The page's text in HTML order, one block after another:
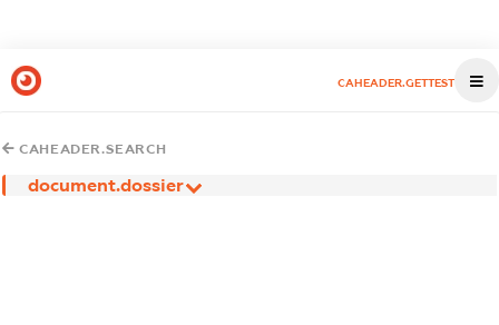
CAHEADER.GETTEST
CAHEADER.SEARCH
document.dossier